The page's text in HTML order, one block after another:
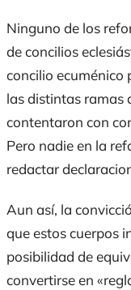
Ninguno de los
de concilios
concilio
las distintas ramas
contentaron con
Pero nadie en la
redactar
Aun así, la
que estos cuerpos
posibilidad de
convertirse en